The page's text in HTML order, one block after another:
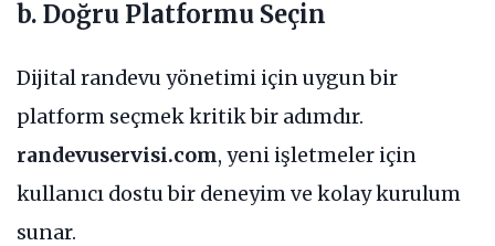
b. Doğru Platformu Seçin
Dijital randevu yönetimi için uygun bir
platform seçmek kritik bir adımdır.
randevuservisi.com, yeni işletmeler için
kullanıcı dostu bir deneyim ve kolay kurulum
sunar.